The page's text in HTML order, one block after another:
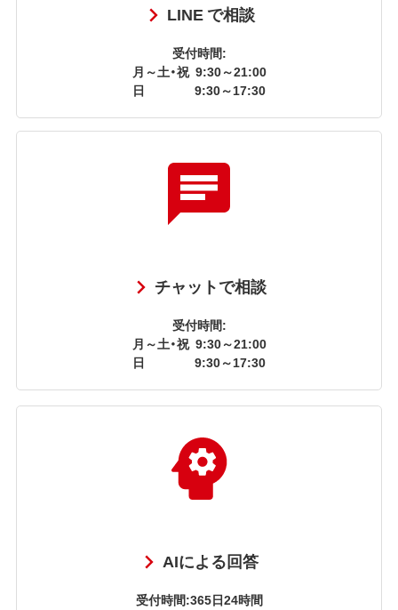
LINE で相談
受付時間:
月～土・祝 9:30～21:00
日
9:30～17:30
チャットで相談
受付時間:
月～土・祝 9:30～21:00
日
9:30～17:30
AIによる回答
受付時間:365日24時間